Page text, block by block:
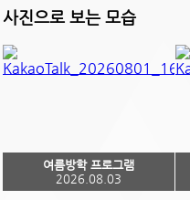
사진으로 보는 모습
여름방학 프로그램
2026.08.03